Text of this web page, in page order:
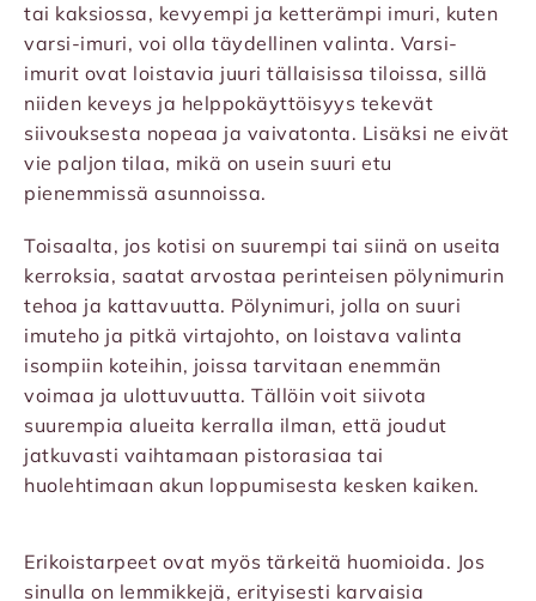
tai kaksiossa, kevyempi ja ketterämpi imuri, kuten
varsi-imuri, voi olla täydellinen valinta. Varsi-
imurit ovat loistavia juuri tällaisissa tiloissa, sillä
niiden keveys ja helppokäyttöisyys tekevät
siivouksesta nopeaa ja vaivatonta. Lisäksi ne eivät
vie paljon tilaa, mikä on usein suuri etu
pienemmissä asunnoissa.
Toisaalta, jos kotisi on suurempi tai siinä on useita
kerroksia, saatat arvostaa perinteisen pölynimurin
tehoa ja kattavuutta. Pölynimuri, jolla on suuri
imuteho ja pitkä virtajohto, on loistava valinta
isompiin koteihin, joissa tarvitaan enemmän
voimaa ja ulottuvuutta. Tällöin voit siivota
suurempia alueita kerralla ilman, että joudut
jatkuvasti vaihtamaan pistorasiaa tai
huolehtimaan akun loppumisesta kesken kaiken.
Erikoistarpeet ovat myös tärkeitä huomioida. Jos
sinulla on lemmikkejä, erityisesti karvaisia